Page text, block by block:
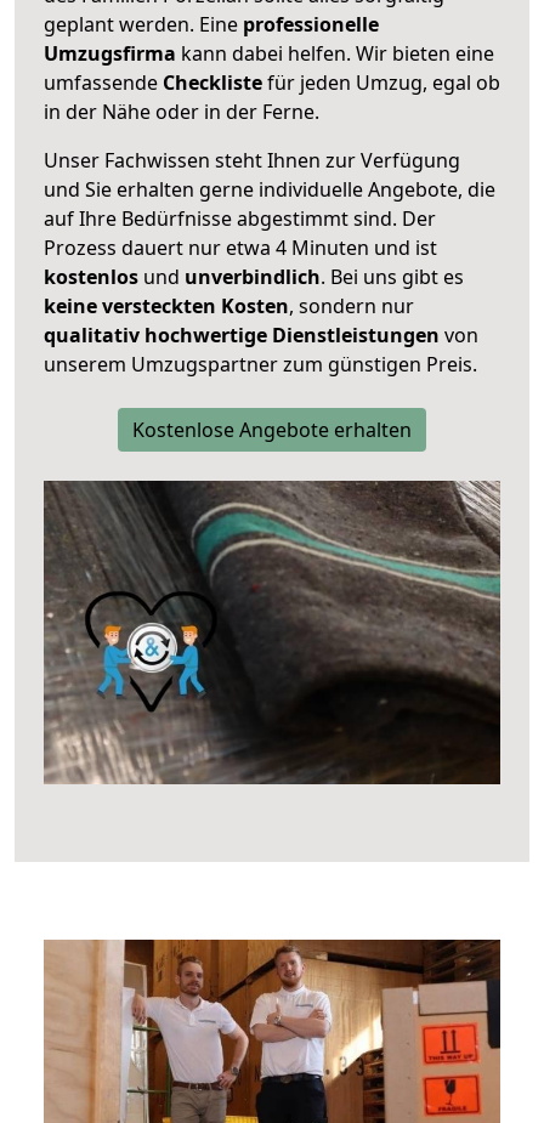
geplant werden. Eine professionelle
Umzugsfirma kann dabei helfen. Wir bieten eine
umfassende Checklistefür jeden Umzug, egal ob
in der Nähe oder in der Ferne.
Unser Fachwissen steht Ihnen zur Verfügung
und Sie erhalten gerne individuelle Angebote, die
auf Ihre Bedürfnisse abgestimmt sind. Der
Prozess dauert nur etwa 4 Minuten und ist
kostenlos und unverbindlich. Bei uns gibt es
keine versteckten Kosten, sondern nur
qualitativ hochwertige Dienstleistungen von
unserem Umzugspartner zum günstigen Preis.
Kostenlose Angebote erhalten